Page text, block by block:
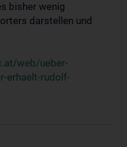
bisher wenig
darstellen und
web/ueber-
erhaelt-rudolf-